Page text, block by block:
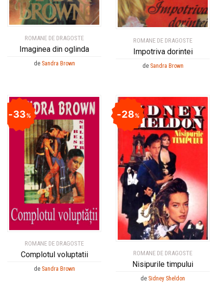
ROMANE DE DRAGOSTE
Imaginea din oglinda
de Sandra Brown
ROMANE DE DRAGOSTE
Impotriva dorintei
de Sandra Brown
ROMANE DE DRAGOSTE
Complotul voluptatii
33%
de Sandra Brown
ROMANE DE DRAGOSTE
Nisipurile timpului
28%
de Sidney Sheldon